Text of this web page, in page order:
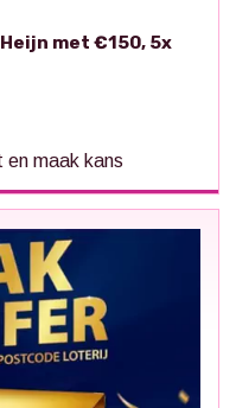
met €150, 5x
en maak kans